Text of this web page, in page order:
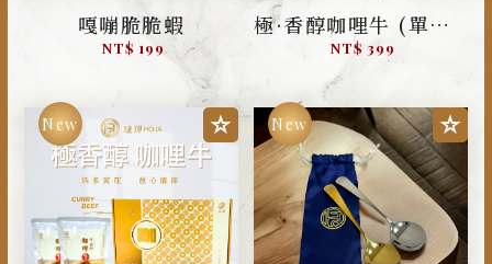
嘎嘣脆脆蝦
NT$ 199
極·香醇咖哩牛 (單盒裝)
NT$ 399